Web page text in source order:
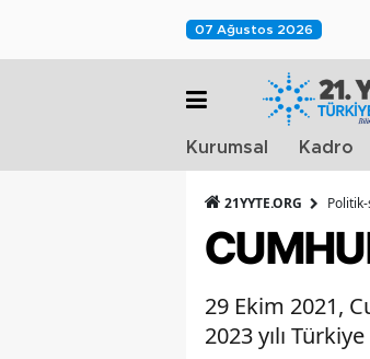
07 Ağustos 2026
Kurumsal Kadro
21YYTE.ORG
29 Ekim 2021,
2023 yılı